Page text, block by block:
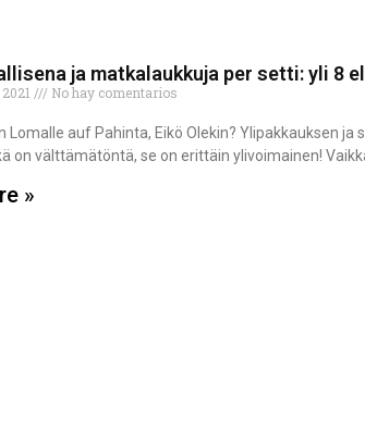
ja matkalaukkuja per setti: yli 8
No hay comentarios
Lomalle auf Pahinta, Eikö Olekin? Ylipakkauksen
on välttämätöntä, se on erittäin ylivoimainen!
»